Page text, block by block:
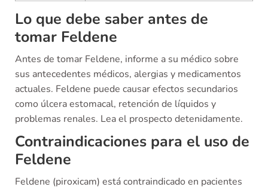
Lo que debe saber antes de
tomar Feldene
Antes de tomar Feldene, informe a su médico sobre
sus antecedentes médicos, alergias y medicamentos
actuales. Feldene puede causar efectos secundarios
como úlcera estomacal, retención de líquidos y
problemas renales. Lea el prospecto detenidamente.
Contraindicaciones para el uso de
Feldene
Feldene (piroxicam) está contraindicado en pacientes